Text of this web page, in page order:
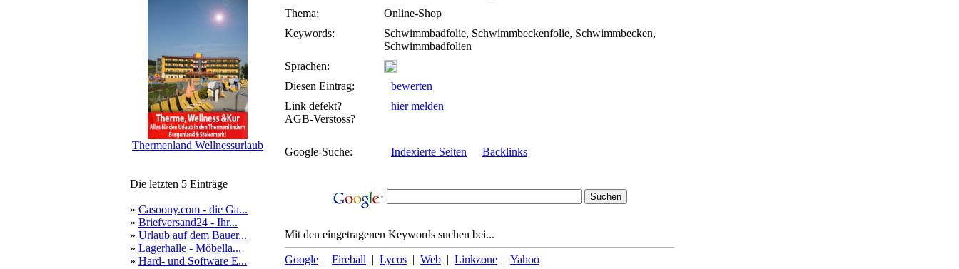
Thermenland Wellnessurlaub
Die letzten 5 Einträge
» Casoony.com - die Ga...
» Briefversand24 - Ihr...
» Urlaub auf dem Bauer...
» Lagerhalle - Möbella...
» Hard- und Software E...
Thema:
Online-Shop
Keywords:
Schwimmbadfolie, Schwimmbeckenfolie, Schwimmbecken,
Schwimmbadfolien
Sprachen:
Diesen Eintrag:
bewerten
Link defekt?
AGB-Verstoss?
hier melden
Google-Suche: Indexierte Seiten Backlinks
Mit den eingetragenen Keywords suchen bei...
Google | Fireball | Lycos | Web | Linkzone | Yahoo